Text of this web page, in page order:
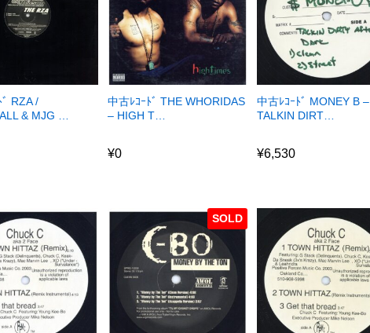
ﾞ RZA /
& MJG …
中古ﾚｺｰﾄﾞ THE WHORIDAS
– HIGH T…
¥0
中古ﾚｺｰﾄﾞ MONEY B –
TALKIN DIRT…
¥6,530
SOLD